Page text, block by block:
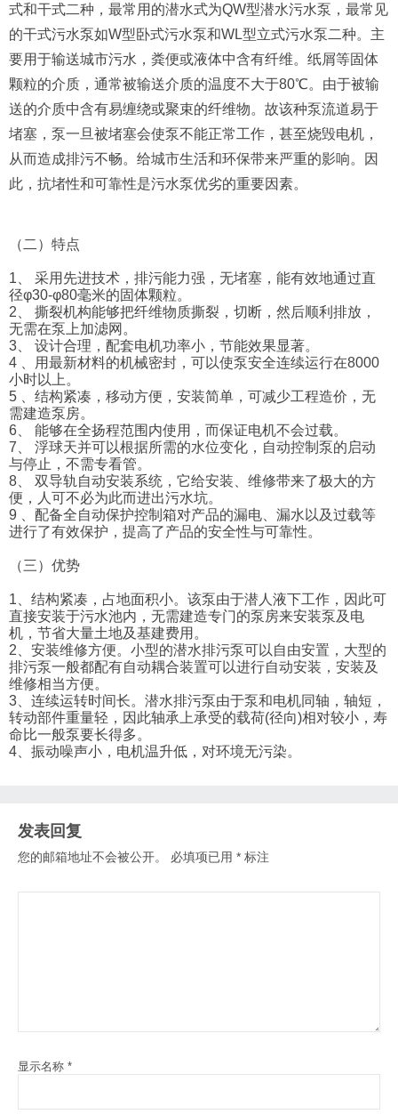
式和干式二种，最常用的潜水式为QW型潜水污水泵，最常见
的干式污水泵如W型卧式污水泵和WL型立式污水泵二种。主
要用于输送城市污水，粪便或液体中含有纤维。纸屑等固体
颗粒的介质，通常被输送介质的温度不大于80℃。由于被输
送的介质中含有易缠绕或聚束的纤维物。故该种泵流道易于
堵塞，泵一旦被堵塞会使泵不能正常工作，甚至烧毁电机，
从而造成排污不畅。给城市生活和环保带来严重的影响。因
此，抗堵性和可靠性是污水泵优劣的重要因素。
（二）特点
1、 采用先进技术，排污能力强，无堵塞，能有效地通过直
径φ30-φ80毫米的固体颗粒。
2、 撕裂机构能够把纤维物质撕裂，切断，然后顺利排放，
无需在泵上加滤网。
3、 设计合理，配套电机功率小，节能效果显著。
4 、用最新材料的机械密封，可以使泵安全连续运行在8000
小时以上。
5 、结构紧凑，移动方便，安装简单，可减少工程造价，无
需建造泵房。
6、 能够在全扬程范围内使用，而保证电机不会过载。
7、 浮球天并可以根据所需的水位变化，自动控制泵的启动
与停止，不需专看管。
8、 双导轨自动安装系统，它给安装、维修带来了极大的方
便，人可不必为此而进出污水坑。
9 、配备全自动保护控制箱对产品的漏电、漏水以及过载等
进行了有效保护，提高了产品的安全性与可靠性。
（三）优势
1、结构紧凑，占地面积小。该泵由于潜人液下工作，因此可
直接安装于污水池内，无需建造专门的泵房来安装泵及电
机，节省大量土地及基建费用。
2、安装维修方便。小型的潜水排污泵可以自由安置，大型的
排污泵一般都配有自动耦合装置可以进行自动安装，安装及
维修相当方便。
3、连续运转时间长。潜水排污泵由于泵和电机同轴，轴短，
转动部件重量轻，因此轴承上承受的载荷(径向)相对较小，寿
命比一般泵要长得多。
4、振动噪声小，电机温升低，对环境无污染。
发表回复
您的邮箱地址不会被公开。 必填项已用 * 标注
显示名称 *